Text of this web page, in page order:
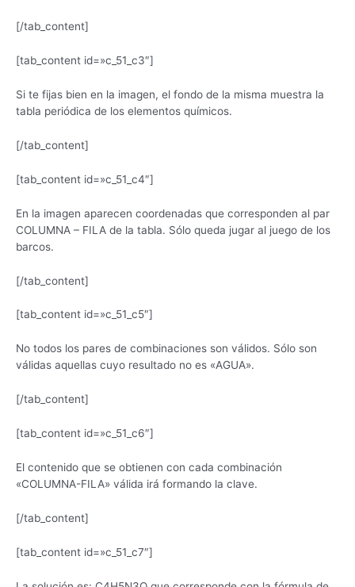
[/tab_content]
[tab_content id=»c_51_c3″]
Si te fijas bien en la imagen, el fondo de la misma muestra la
tabla periódica de los elementos químicos.
[/tab_content]
[tab_content id=»c_51_c4″]
En la imagen aparecen coordenadas que corresponden al par
COLUMNA – FILA de la tabla. Sólo queda jugar al juego de los
barcos.
[/tab_content]
[tab_content id=»c_51_c5″]
No todos los pares de combinaciones son válidos. Sólo son
válidas aquellas cuyo resultado no es «AGUA».
[/tab_content]
[tab_content id=»c_51_c6″]
El contenido que se obtienen con cada combinación
«COLUMNA-FILA» válida irá formando la clave.
[/tab_content]
[tab_content id=»c_51_c7″]